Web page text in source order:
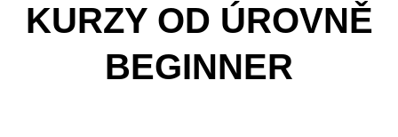
KURZY OD ÚROVNĚ
BEGINNER